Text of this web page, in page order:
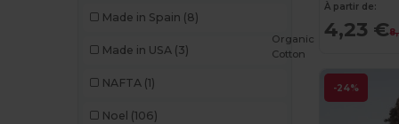
Made in Spain (8)
Made in USA (3)
NAFTA (1)
Noel (106)
À partir de:
4,23 €
-24%
Organic
Cotton